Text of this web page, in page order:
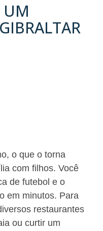
UM
o que o torna
com filhos. Você
de futebol e o
em minutos. Para
restaurantes
ou curtir um